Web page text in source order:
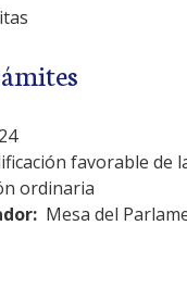
favorable de
ordinaria
Mesa del